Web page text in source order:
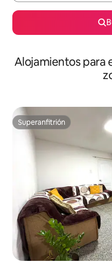
Alojamientos para
Superanfitrión
Superanfitrión